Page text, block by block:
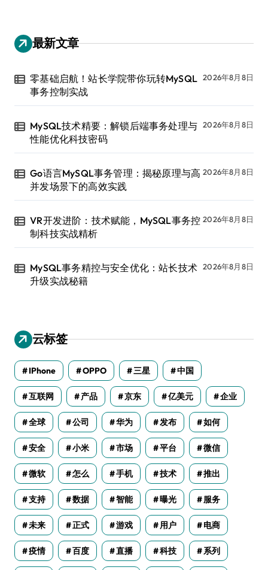
最新文章
零基础启航！站长学院带你玩转MySQL
事务控制实战
2026年8月8日
MySQL技术精要：解锁后端事务处理与
性能优化科技密码
2026年8月8日
Go语言MySQL事务管理：揭秘原理与高
并发场景下的高效实践
2026年8月8日
VR开发进阶：技术赋能，MySQL事务控
制科技实战精析
2026年8月8日
MySQL事务精控与安全优化：站长技术
升级实战秘籍
2026年8月8日
云标签
IPhone OPPO 三星 中国
互联网 产品 京东 亿美元 企业
全球 公司 华为 发布 如何
安全 小米 市场 平台 微信
微软 怎么 手机 技术 推出
支持 数据 智能 曝光 服务
未来 正式 游戏 用户 电商
疫情 百度 直播 科技 系列